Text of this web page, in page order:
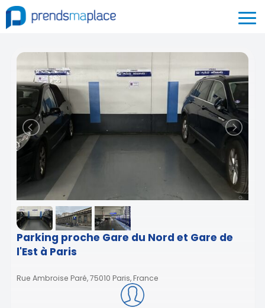
Parking proche Gare du Nord et Gare de
l'Est à Paris
Rue Ambroise Paré, 75010 Paris, France